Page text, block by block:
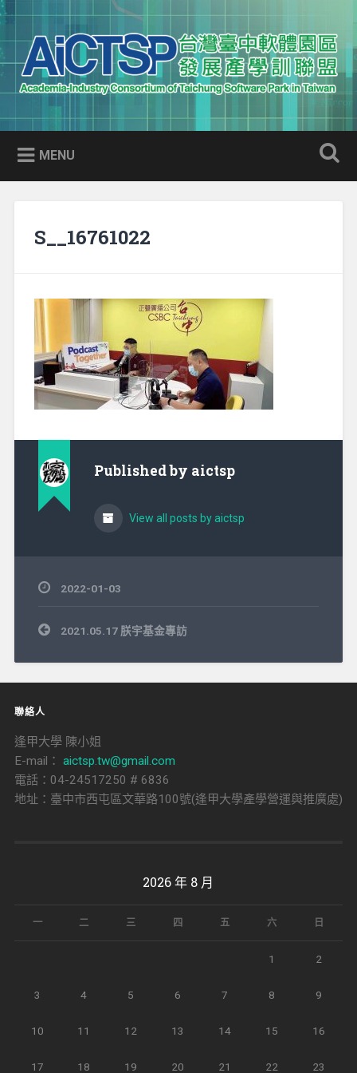
Skip
to
content
Search
AICTSP 台灣臺中軟體園區發展
產學訓聯盟
Academia-Industry Consortium of Taichung Software Park
in Taiwan
MENU
S__16761022
Published by aictsp
View all posts by aictsp
2022-01-03
文
章
覽
2021.05.17 朕宇基金專訪
聯絡人
逢甲大學 陳小姐
E-mail： aictsp.tw@gmail.com
電話：04-24517250 # 6836
地址：臺中市西屯區文華路100號(逢甲大學產學營運與推廣處)
2026 年 8 月
一 二 三 四 五 六 日
1 2
3 4 5 6 7 8 9
10 11 12 13 14 15 16
17 18 19 20 21 22 23